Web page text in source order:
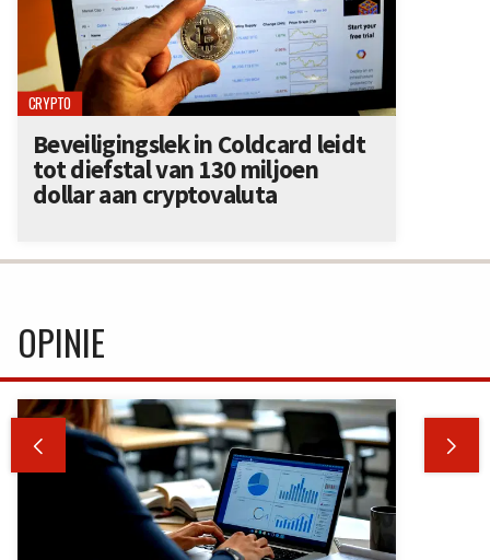
CRYPTO
Beveiligingslek in Coldcard leidt
tot diefstal van 130 miljoen
dollar aan cryptovaluta
OPINIE
 